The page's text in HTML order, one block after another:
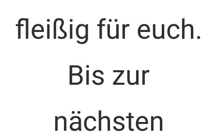
fleißig für euch.
Bis zur
nächsten